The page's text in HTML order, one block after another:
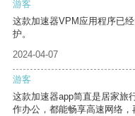
游客
这款加速器VPM应用程序已
护。
2024-04-07
游客
这款加速器app简直是居家旅
作办公，都能畅享高速网络，